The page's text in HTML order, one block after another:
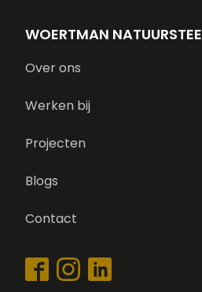
WOERTMAN
Over ons
Werken bij
Projecten
Blogs
Contact